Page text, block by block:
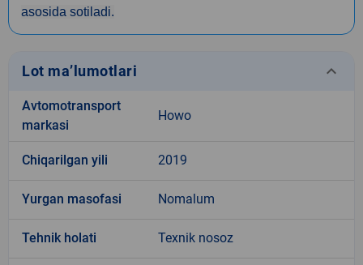
asosida sotiladi.
Lot ma’lumotlari keyboard_arrow_down
Avtomotransport
markasi
Howo
Chiqarilgan yili 2019
Yurgan masofasi Nomalum
Tehnik holati Texnik nosoz